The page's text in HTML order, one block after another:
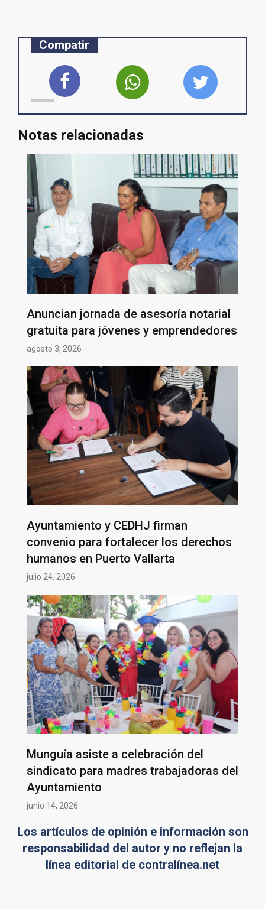
Compatir
Notas relacionadas
Anuncian jornada de asesoría notarial
gratuita para jóvenes y emprendedores
agosto 3, 2026
Ayuntamiento y CEDHJ firman
convenio para fortalecer los derechos
humanos en Puerto Vallarta
julio 24, 2026
Munguía asiste a celebración del
sindicato para madres trabajadoras del
Ayuntamiento
junio 14, 2026
Los artículos de opinión e información son
responsabilidad del autor y no reflejan la
línea editorial de contralínea.net